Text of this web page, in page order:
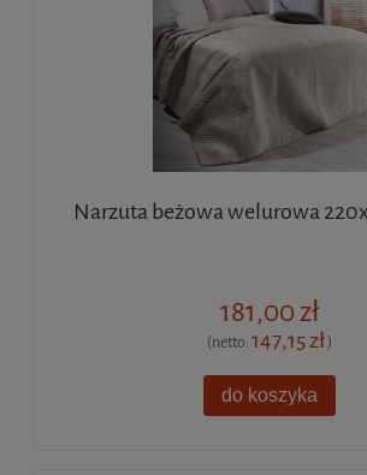
Narzuta beżowa welurowa
181,00 zł
(netto:147,15 zł)
do koszyka